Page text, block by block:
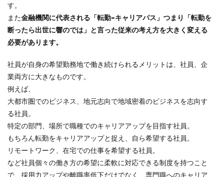
す。
また金融機関に代表される「転勤=キャリアパス」つまり「転勤を
断ったら出世に響のでは」と言った従来の考え方を大きく変える
必要があります。
社員が自身の希望勤務地で働き続けられるメリットは、社員、企
業両方に大きなものです。
例えば、
大都市圏でのビジネス、地元志向で地域密着のビジネスを志向す
る社員。
特定の部門、場所で職種でのキャリアアップを目指す社員。
もちろん転勤をキャリアアップと捉え、自ら希望する社員。
リモートワーク、在宅での仕事を希望する社員。
など社員個々の働き方の希望に柔軟に対応できる制度を持つこと
で、採用力アップや離職率低下だけでなく、専門職へのキャリア